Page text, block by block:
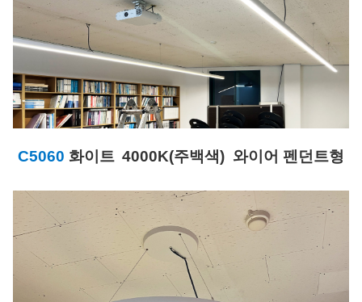
C5060 화이트 4000K(주백색) 와이어 펜던트형